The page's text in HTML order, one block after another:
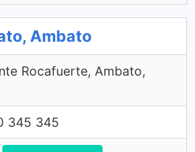
Ambato
Rocafuerte, Ambato,
345 345